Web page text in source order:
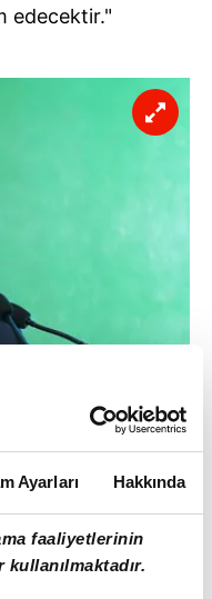
Ayarları Hakkında
faaliyetlerinin
edecektir."
üzen durumların
şunları